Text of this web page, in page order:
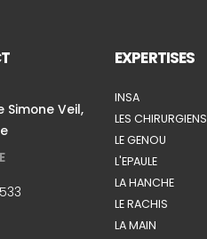
Simone Veil,
EXPERTISES
INSA
LES CHIRURGIENS
LE GENOU
L'EPAULE
LA HANCHE
LE RACHIS
LA MAIN